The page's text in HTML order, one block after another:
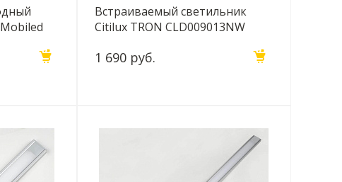
Встраиваемый светильник
Citilux TRON CLD009013NW
1 690 руб.